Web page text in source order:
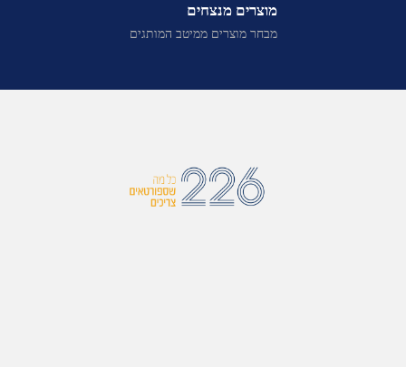
מוצרים מנצחים
מבחר מוצרים ממיטב המותגים